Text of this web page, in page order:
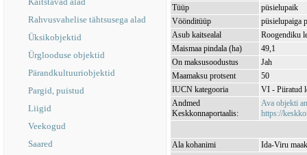
Rahvusvahelise tähtsusega alad
Üksikobjektid
Ürglooduse objektid
Pärandkultuuriobjektid
Pargid, puistud
Liigid
Veekogud
Saared
Tüüp
püsielupaik
Vöönditüüp
püsielupaiga
Asub kaitsealal
Roogendiku
Maismaa pindala (ha)
49,1
On maksusoodustus
Jah
Maamaksu protsent
50
IUCN kategooria
VI - Piiratud
Andmed
Keskkonnaportaalis:
Ava objekti
https://
Ala kohanimi
Ida-Viru